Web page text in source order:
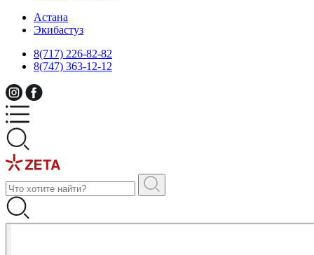
Астана
Экибастуз
8(717) 226-82-82
8(747) 363-12-12